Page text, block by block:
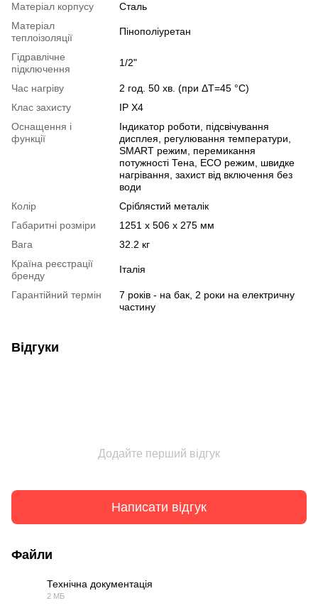
Матеріал корпусу
Сталь
Матеріал
теплоізоляції
Пінополіуретан
Гідравлічне
підключення
1/2"
Час нагріву
2 год. 50 хв. (при ΔT=45 °С)
Клас захисту
IP X4
Оснащення і
функції
Індикатор роботи, підсвічування
дисплея, регулювання температури,
SMART режим, перемикання
потужності Тена, ECO режим, швидке
нагрівання, захист від включення без
води
Колір
Сріблястий металік
Габаритні розміри
1251 x 506 x 275 мм
Вага
32.2 кг
Країна реєстрації
бренду
Італія
Гарантійний термін
7 років - на бак, 2 роки на електричну
частину
Відгуки
Додайте перший відгук
Написати відгук
Файли
Технічна документація
2 МБ